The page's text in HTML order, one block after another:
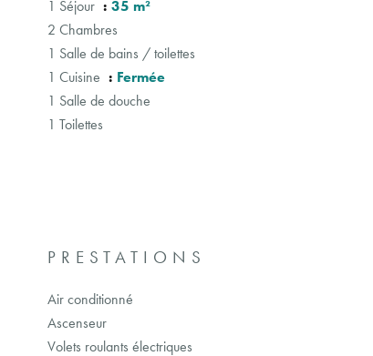
1 Séjour
35 m²
2 Chambres
1 Salle de bains / toilettes
1 Cuisine
Fermée
1 Salle de douche
1 Toilettes
PRESTATIONS
Air conditionné
Ascenseur
Volets roulants électriques